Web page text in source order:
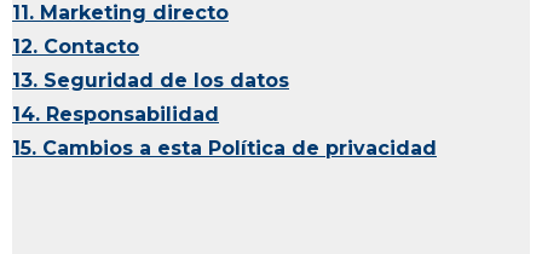
11. Marketing directo
12. Contacto
13. Seguridad de los datos
14. Responsabilidad
15. Cambios a esta Política de privacidad